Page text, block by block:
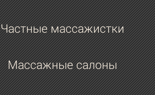
Частные массажистки
Массажные салоны